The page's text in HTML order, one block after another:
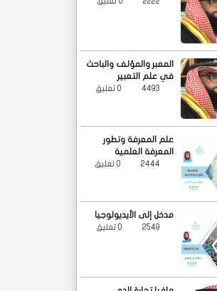
المعبر والمؤلف والباحث
في علم التعبير
علم المعرفة وتطور
المعرفة العلمية
مدخل إلى الأيديولوجيا